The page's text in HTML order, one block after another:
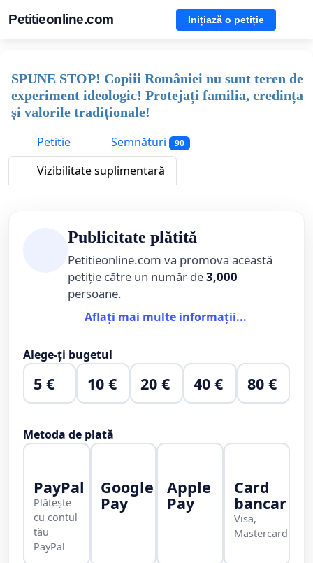
Petitieonline.com Inițiază o petiție
SPUNE STOP! Copiii României nu sunt teren de
experiment ideologic! Protejați familia, credința
și valorile tradiționale!
Petitie
Semnături 90
Vizibilitate suplimentară
Publicitate plătită
Petitieonline.com va promova această
petiție către un număr de3,000
persoane.
Aflați mai multe informații...
Alege-ți bugetul
5 € 10 € 20 € 40 € 80 €
Metoda de plată
PayPal
Plătește
cu contul
tău
PayPal
Google
Pay
Apple
Pay
Card
bancar
Visa,
Mastercard